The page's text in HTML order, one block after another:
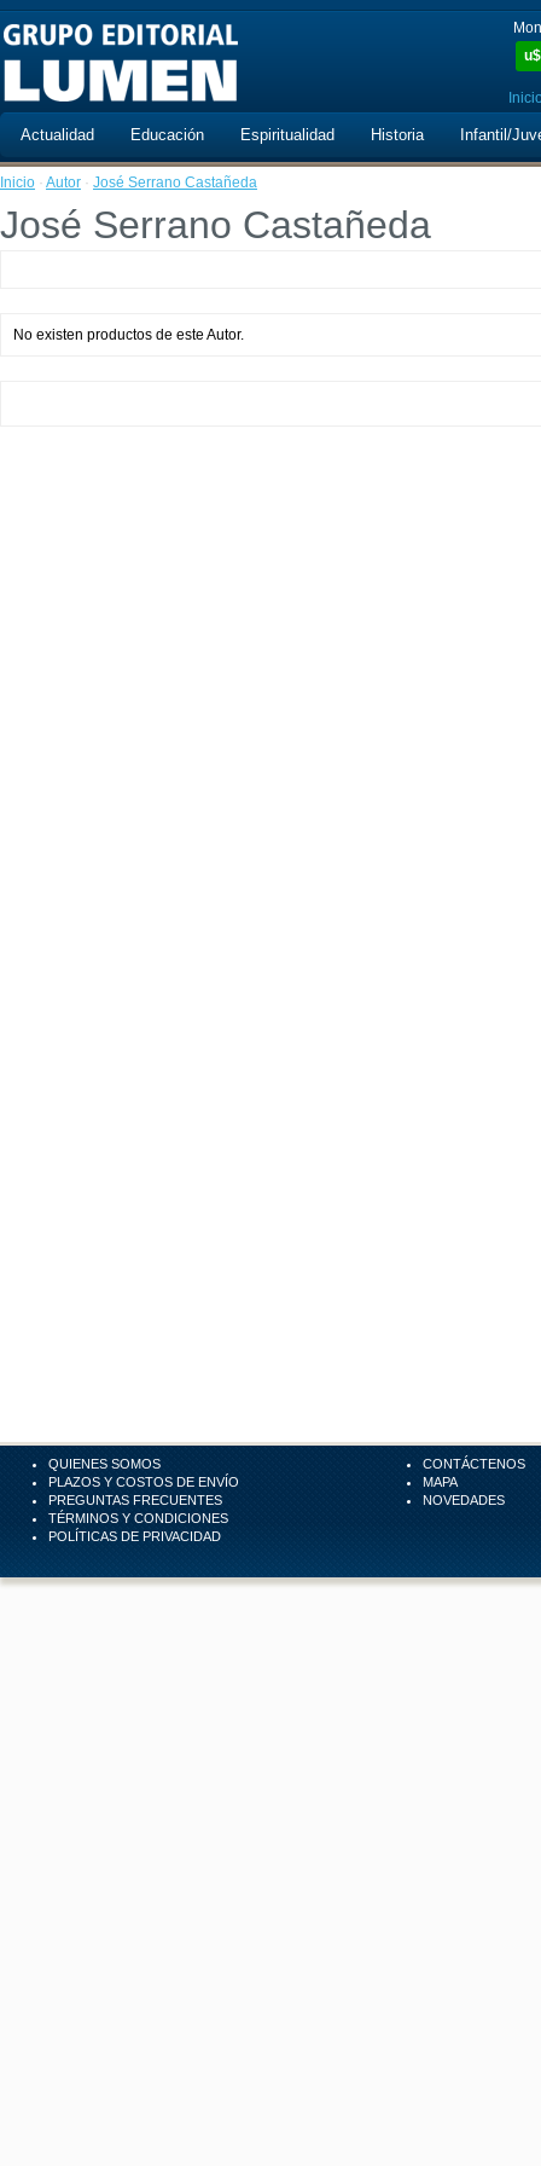
u$
Actualidad Educación Espiritualidad Historia Infantil/
Inicio · Autor · José Serrano Castañeda
José Serrano Castañeda
No existen productos de este Autor.
QUIENES SOMOS
PLAZOS Y COSTOS DE ENVÍO
PREGUNTAS FRECUENTES
TÉRMINOS Y CONDICIONES
POLÍTICAS DE PRIVACIDAD
CONTÁCTENOS
MAPA
NOVEDADES